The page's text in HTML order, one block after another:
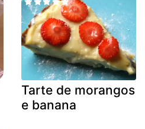
Tarte de morangos
e banana